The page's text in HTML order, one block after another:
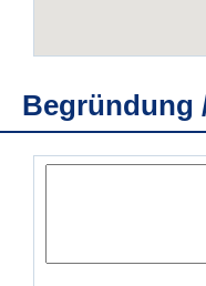
Begründung